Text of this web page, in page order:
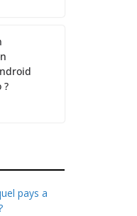
?
pays a